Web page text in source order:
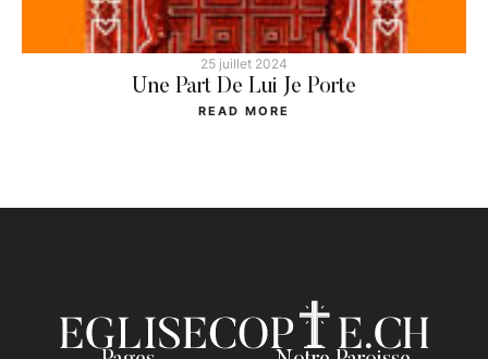
25 juillet 2024
Une Part De Lui Je Porte
READ MORE